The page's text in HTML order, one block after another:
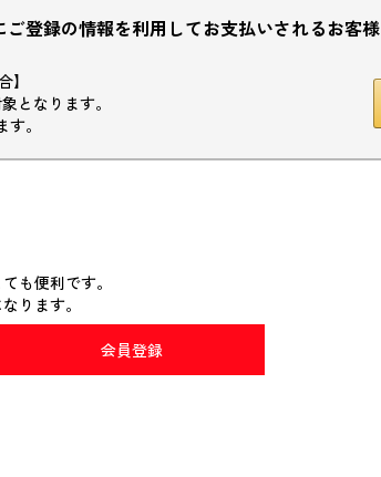
ご登録の情報を利用してお支払いされるお客様
】
となります。
。
も便利です。
ります。
会員登録